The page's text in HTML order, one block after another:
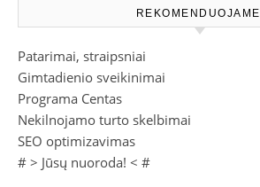
REKOMENDUOJAME
Patarimai, straipsniai
Gimtadienio sveikinimai
Programa Centas
Nekilnojamo turto skelbimai
SEO optimizavimas
# > Jūsų nuoroda! < #